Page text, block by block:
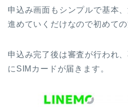
申込み画面もシンプルで基本
進めていくだけなので初めての
申込み完了後は審査が行われ
にSIMカードが届きます。